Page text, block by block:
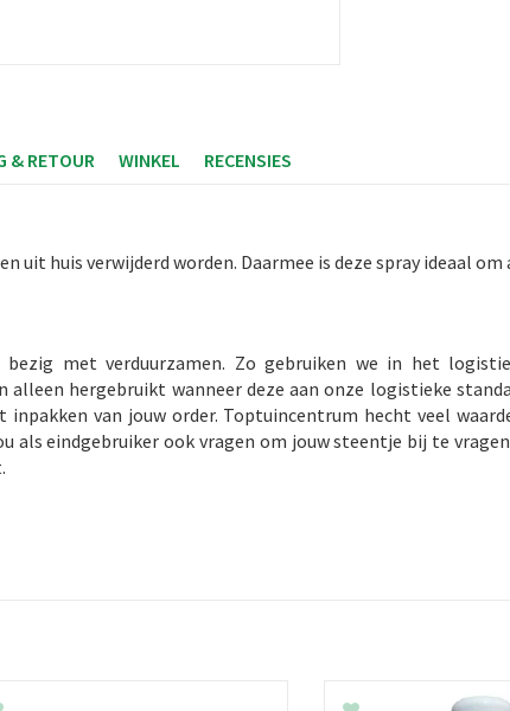
& RETOUR WINKEL RECENSIES
uit huis verwijderd worden. Daarmee is deze spray ideaal
met verduurzamen. Zo gebruiken we in het
alleen hergebruikt wanneer deze aan onze logistieke
van jouw order. Toptuincentrum hecht veel
als eindgebruiker ook vragen om jouw steentje bij te